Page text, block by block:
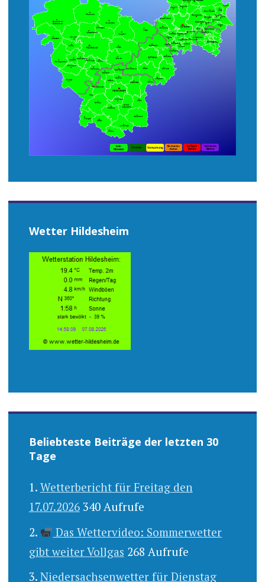
Wetter Hildesheim
Beliebteste Beiträge der letzten 30
Tage
Wetterbericht für Freitag den
17.07.2026 340 Aufrufe
Das Wettervideo: Sommerwetter
gibt weiter Vollgas 268 Aufrufe
Niedersachsenwetter für Dienstag